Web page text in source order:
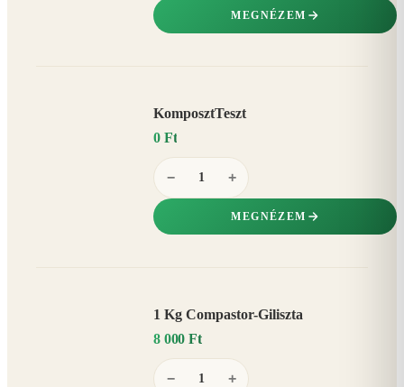
MEGNÉZEM
KomposztTeszt
0 Ft
− +
MEGNÉZEM
1 Kg Compastor-Giliszta
8 000 Ft
− +